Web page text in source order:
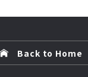
Back to Home